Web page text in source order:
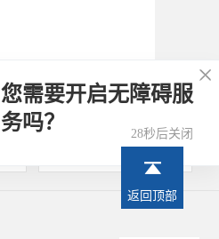
返回顶部
您需要开启无障碍服
务吗？
28秒后关闭
